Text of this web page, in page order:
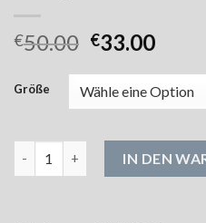
€50.00 €33.00
Größe
IN DEN